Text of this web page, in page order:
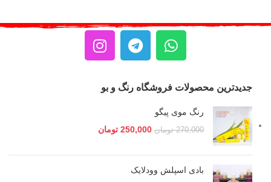
جدیدترین محصولات فروشگاه رنگ و بو
رنگ موی پیگو
270,000 تومان 250,000 تومان
بادی اسپلش وودلایک